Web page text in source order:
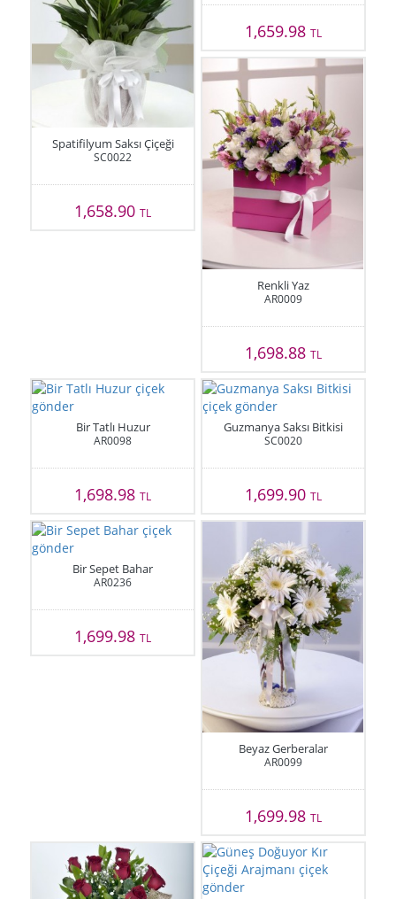
Spatifilyum Saksı Çiçeği
SC0022
1,658.90TL
1,659.98 TL
Renkli Yaz
AR0009
1,698.88 TL
Bir Tatlı Huzur
AR0098
1,698.98TL
Guzmanya Saksı Bitkisi
SC0020
1,699.90 TL
Bir Sepet Bahar
AR0236
1,699.98TL
Beyaz Gerberalar
AR0099
1,699.98 TL